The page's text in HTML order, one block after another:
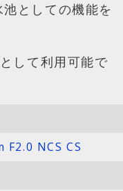
としての機能を
して利用可能で
F2.0 NCS CS